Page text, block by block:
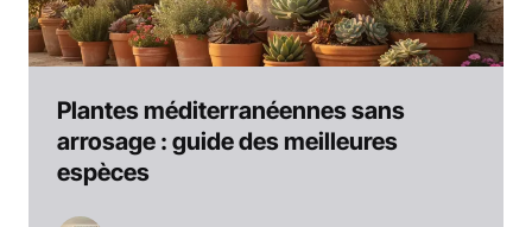
Plantes méditerranéennes sans
arrosage : guide des meilleures
espèces